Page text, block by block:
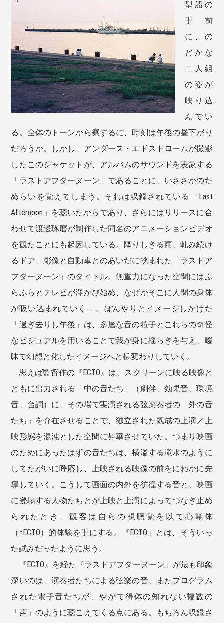
型船の
手前
に、の
どかな
二人組
の姿が
映り込
んでい
る。全体のトーンから察するに、時刻は午後の昼下がり
だろうか。しかし、アンダース・エドストロームが撮影
したこのジャケットが、アルバムのサウンドを表象する
「ラストアフターヌーン」であることに、いささかのた
めらいを覚えてしまう。それは収録されている「Last
Afternoon」を聴いたからであり、さらにはリリースに合
わせて渡邊琢磨が制作した同名のアニメーションビデオ
を観たことにも起因している。降りしきる雨、軋み続け
るドア、彫像と自動車とのあいだに挟まれた「ラストア
フターヌーン」のタイトル。無重力になった空間にはふ
らふらとテレビが浮かび始め、なぜかそこに人間の身体
が吸い込まれていく......。ぼんやりとイメージしかけた
「過ぎ去りし午後」は、多層な音の粒子とこれらの奇怪
なビジュアルを用いることで我が身に揺らぎを与え、曖
昧で幻想と化したイメージへと様変わりしていく。
思えば監督作の『ECTO』は、スクリーンに映る映像と
ともに出力される「中の音たち」（劇伴、効果音、環境
音、台詞）に、その場で実演される弦楽奏者の「外の音
たち」を介在させることで、独立された既成の上演／上
映形態を混沌とした空間に昇華させていた。つまり映画
のためにあったはずの音たちは、横溢する滝水のように
してたがいに呼応し、上映される映像の前をにわかに先
導していく。こうして画面の内外を彷徨する音と、映画
に登場する人物たちとが上映と上演によってつなぎ止め
られたとき、観客は自らの視聴覚を以て心霊体
（=ECTO）的体験を手にする。『ECTO』とは、そういっ
た試みだったように思う。
『ECTO』を経た『ラストアフターヌーン』が最も印象
深いのは、演奏者たちによる弦楽の音、またプログラム
された電子音たちが、やがて得体の知れない複数の
「声」のように聴こえてくる点にある。もちろん収録さ